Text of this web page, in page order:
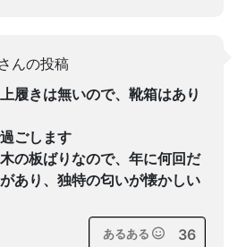
んの投稿
履きは無いので、靴箱はあり
ごします
の板ばりなので、年に何回だ
あり、独特の匂いが懐かしい
あるある 36